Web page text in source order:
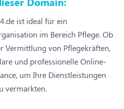
ist ideal für ein
im Bereich Pflege. Ob
Vermittlung von Pflegekräften,
und professionelle Online-
um Ihre Dienstleistungen
vermarkten.